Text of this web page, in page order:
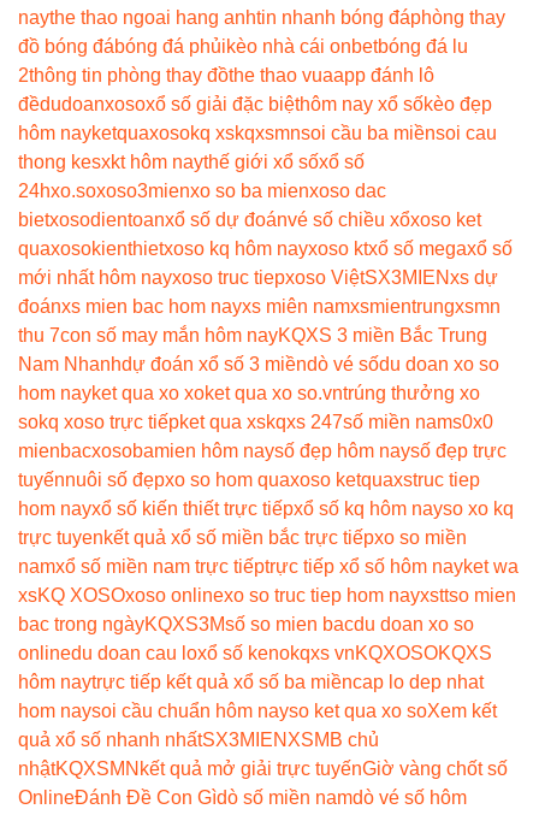
naythe thao ngoai hang anhtin nhanh bóng đáphòng thay
đồ bóng đábóng đá phủikèo nhà cái onbetbóng đá lu
2thông tin phòng thay đồthe thao vuaapp đánh lô
đềdudoanxosoxổ số giải đặc biệthôm nay xổ sốkèo đẹp
hôm nayketquaxosokq xskqxsmnsoi cầu ba miềnsoi cau
thong kesxkt hôm naythế giới xổ sốxổ số
24hxo.soxoso3mienxo so ba mienxoso dac
bietxosodientoanxổ số dự đoánvé số chiều xổxoso ket
quaxosokienthietxoso kq hôm nayxoso ktxổ số megaxổ số
mới nhất hôm nayxoso truc tiepxoso ViệtSX3MIENxs dự
đoánxs mien bac hom nayxs miên namxsmientrungxsmn
thu 7con số may mắn hôm nayKQXS 3 miền Bắc Trung
Nam Nhanhdự đoán xổ số 3 miềndò vé sốdu doan xo so
hom nayket qua xo xoket qua xo so.vntrúng thưởng xo
sokq xoso trực tiếpket qua xskqxs 247số miền nams0x0
mienbacxosobamien hôm naysố đẹp hôm naysố đẹp trực
tuyếnnuôi số đẹpxo so hom quaxoso ketquaxstruc tiep
hom nayxổ số kiến thiết trực tiếpxổ số kq hôm nayso xo kq
trực tuyenkết quả xổ số miền bắc trực tiếpxo so miền
namxổ số miền nam trực tiếptrực tiếp xổ số hôm nayket wa
xsKQ XOSOxoso onlinexo so truc tiep hom nayxsttso mien
bac trong ngàyKQXS3Msố so mien bacdu doan xo so
onlinedu doan cau loxổ số kenokqxs vnKQXOSOKQXS
hôm naytrực tiếp kết quả xổ số ba miềncap lo dep nhat
hom naysoi cầu chuẩn hôm nayso ket qua xo soXem kết
quả xổ số nhanh nhấtSX3MIEN XSMB chủ
nhậtKQXSMN kết quả mở giải trực tuyếnGiờ vàng chốt số
OnlineĐánh Đề Con Gìdò số miền namdò vé số hôm